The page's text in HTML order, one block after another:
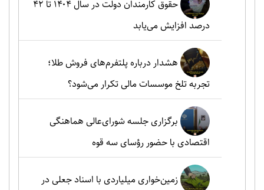
حقوق کارمندان دولت در سال ۱۴۰۴ تا ۴۲
درصد افزایش می‌یابد
هشدار درباره پلتفرم‌های فروش طلا؛
تجربه تلخ موسسات مالی تکرار می‌شود؟
برگزاری جلسه شورای‌عالی هماهنگی
اقتصادی با حضور رؤسای سه قوه
زمین‌خواری میلیاردی با اسناد جعلی در